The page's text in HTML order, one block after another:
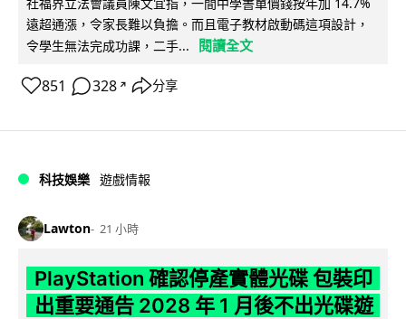
遠超通漲，令家長難以負擔。而且電子教材啟動碼這項設計，
令學生無法完成功課，二手...
閱讀全文
851 328 ↗ 分享
科技娛樂 遊戲情報
Lawton 21 小時
PlayStation 確認停產實體光碟 包裝印
出重要通告 2028 年 1 月後不出光碟遊